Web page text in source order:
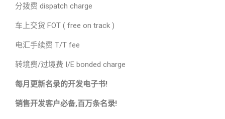
分拨费 dispatch charge
车上交货 FOT ( free on track )
电汇手续费 T/T fee
转境费/过境费 I/E bonded charge
每月更新名录的开发电子书!
销售开发客户必备,百万条名录!